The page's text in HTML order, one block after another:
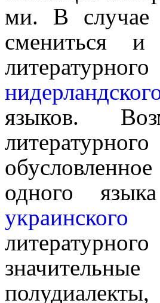
ми. В случае
смениться и
языков.
одного
украинского